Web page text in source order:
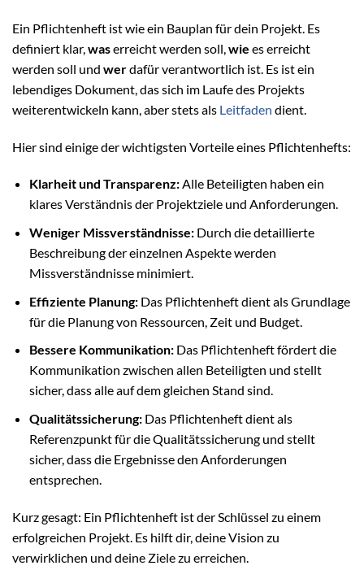
Ein Pflichtenheft ist wie ein Bauplan für dein Projekt. Es
definiert klar,waserreicht werden soll,wie es erreicht
werden soll und werdafür verantwortlich ist. Es ist ein
lebendiges Dokument, das sich im Laufe des Projekts
weiterentwickeln kann, aber stets als Leitfaden dient.
Hier sind einige der wichtigsten Vorteile eines Pflichtenhefts:
Klarheit und Transparenz:Alle Beteiligten haben ein
klares Verständnis der Projektziele und Anforderungen.
Weniger Missverständnisse:Durch die detaillierte
Beschreibung der einzelnen Aspekte werden
Missverständnisse minimiert.
Effiziente Planung:Das Pflichtenheft dient als Grundlage
für die Planung von Ressourcen, Zeit und Budget.
Bessere Kommunikation:Das Pflichtenheft fördert die
Kommunikation zwischen allen Beteiligten und stellt
sicher, dass alle auf dem gleichen Stand sind.
Qualitätssicherung:Das Pflichtenheft dient als
Referenzpunkt für die Qualitätssicherung und stellt
sicher, dass die Ergebnisse den Anforderungen
entsprechen.
Kurz gesagt: Ein Pflichtenheft ist der Schlüssel zu einem
erfolgreichen Projekt. Es hilft dir, deine Vision zu
verwirklichen und deine Ziele zu erreichen.